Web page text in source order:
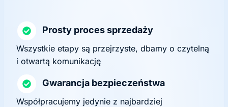
Prosty proces sprzedaży
Wszystkie etapy są przejrzyste, dbamy o czytelną
i otwartą komunikację
Gwarancja bezpieczeństwa
Współpracujemy jedynie z najbardziej